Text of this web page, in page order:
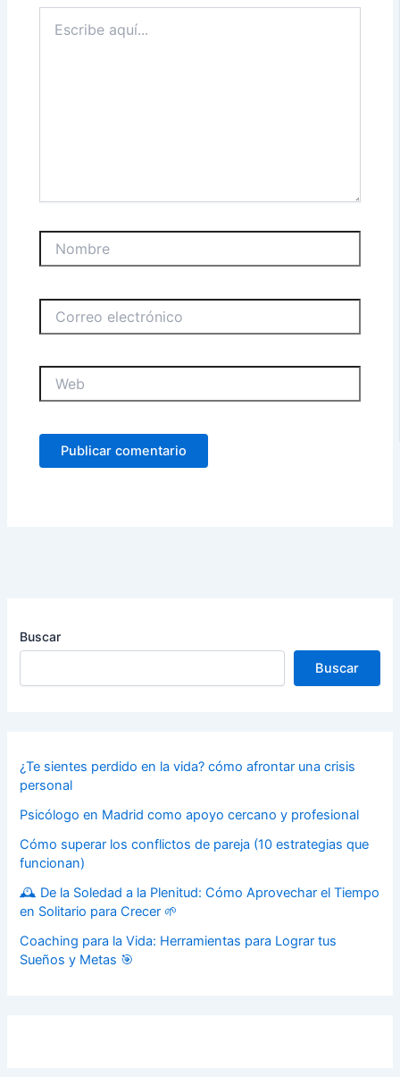
aquí...
electrónico
Buscar
Buscar
¿Te sientes perdido en la vida? cómo afrontar una crisis
personal
Psicólogo en Madrid como apoyo cercano y profesional
Cómo superar los conflictos de pareja (10 estrategias que
funcionan)
🕰️ De la Soledad a la Plenitud: Cómo Aprovechar el Tiempo
en Solitario para Crecer 🌱
Coaching para la Vida: Herramientas para Lograr tus
Sueños y Metas 🎯